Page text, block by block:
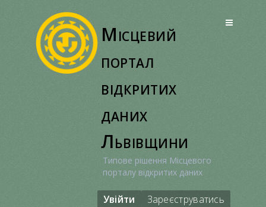
Місцевий
портал
відкритих
даних
Львівщини
Типове рішення Місцевого
порталу відкритих даних
Увійти Зареєструватись